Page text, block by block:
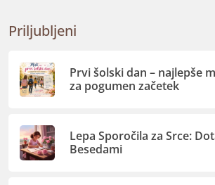
Priljubljeni
Prvi šolski dan – najlepše
za pogumen začetek
Lepa Sporočila za Srce:
Besedami